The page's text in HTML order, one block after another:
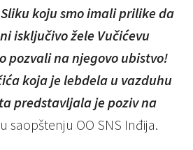
Slikukojusmoimaliprilikeda
isključivožele Vučićevu
pozvalinanjegovo ubistvo!
ićakojajelebdela u vazduhu
predstavljalajepozivna
saopštenju OO SNS Inđija.